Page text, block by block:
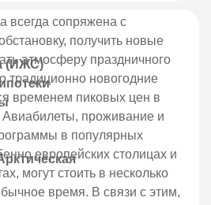
(ИЖС)
всегда сопряжена с
получить новые
атмосферу праздничного
традиционно новогодние
временем пиковых цен в
Авиабилеты, проживание и
в популярных
европейских столицах и
могут стоить в несколько
время. В связи с этим,